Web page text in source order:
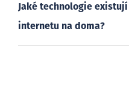
Jaké technologie
internetu na doma?